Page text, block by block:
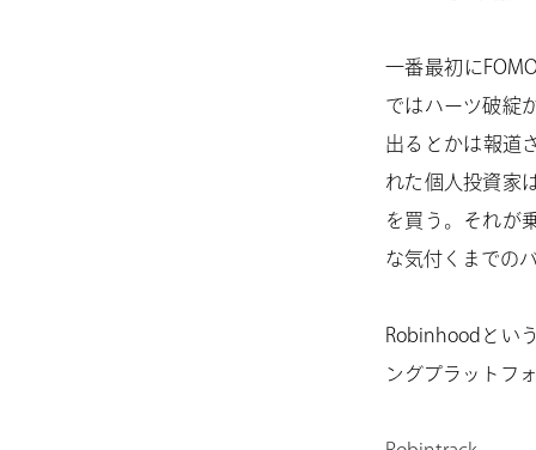
一番最初に
ではハーツ破綻
出るとかは報道
れた個人投資家
を買う。それが
な気付くまでの
Robinhoodとい
ングプラットフ